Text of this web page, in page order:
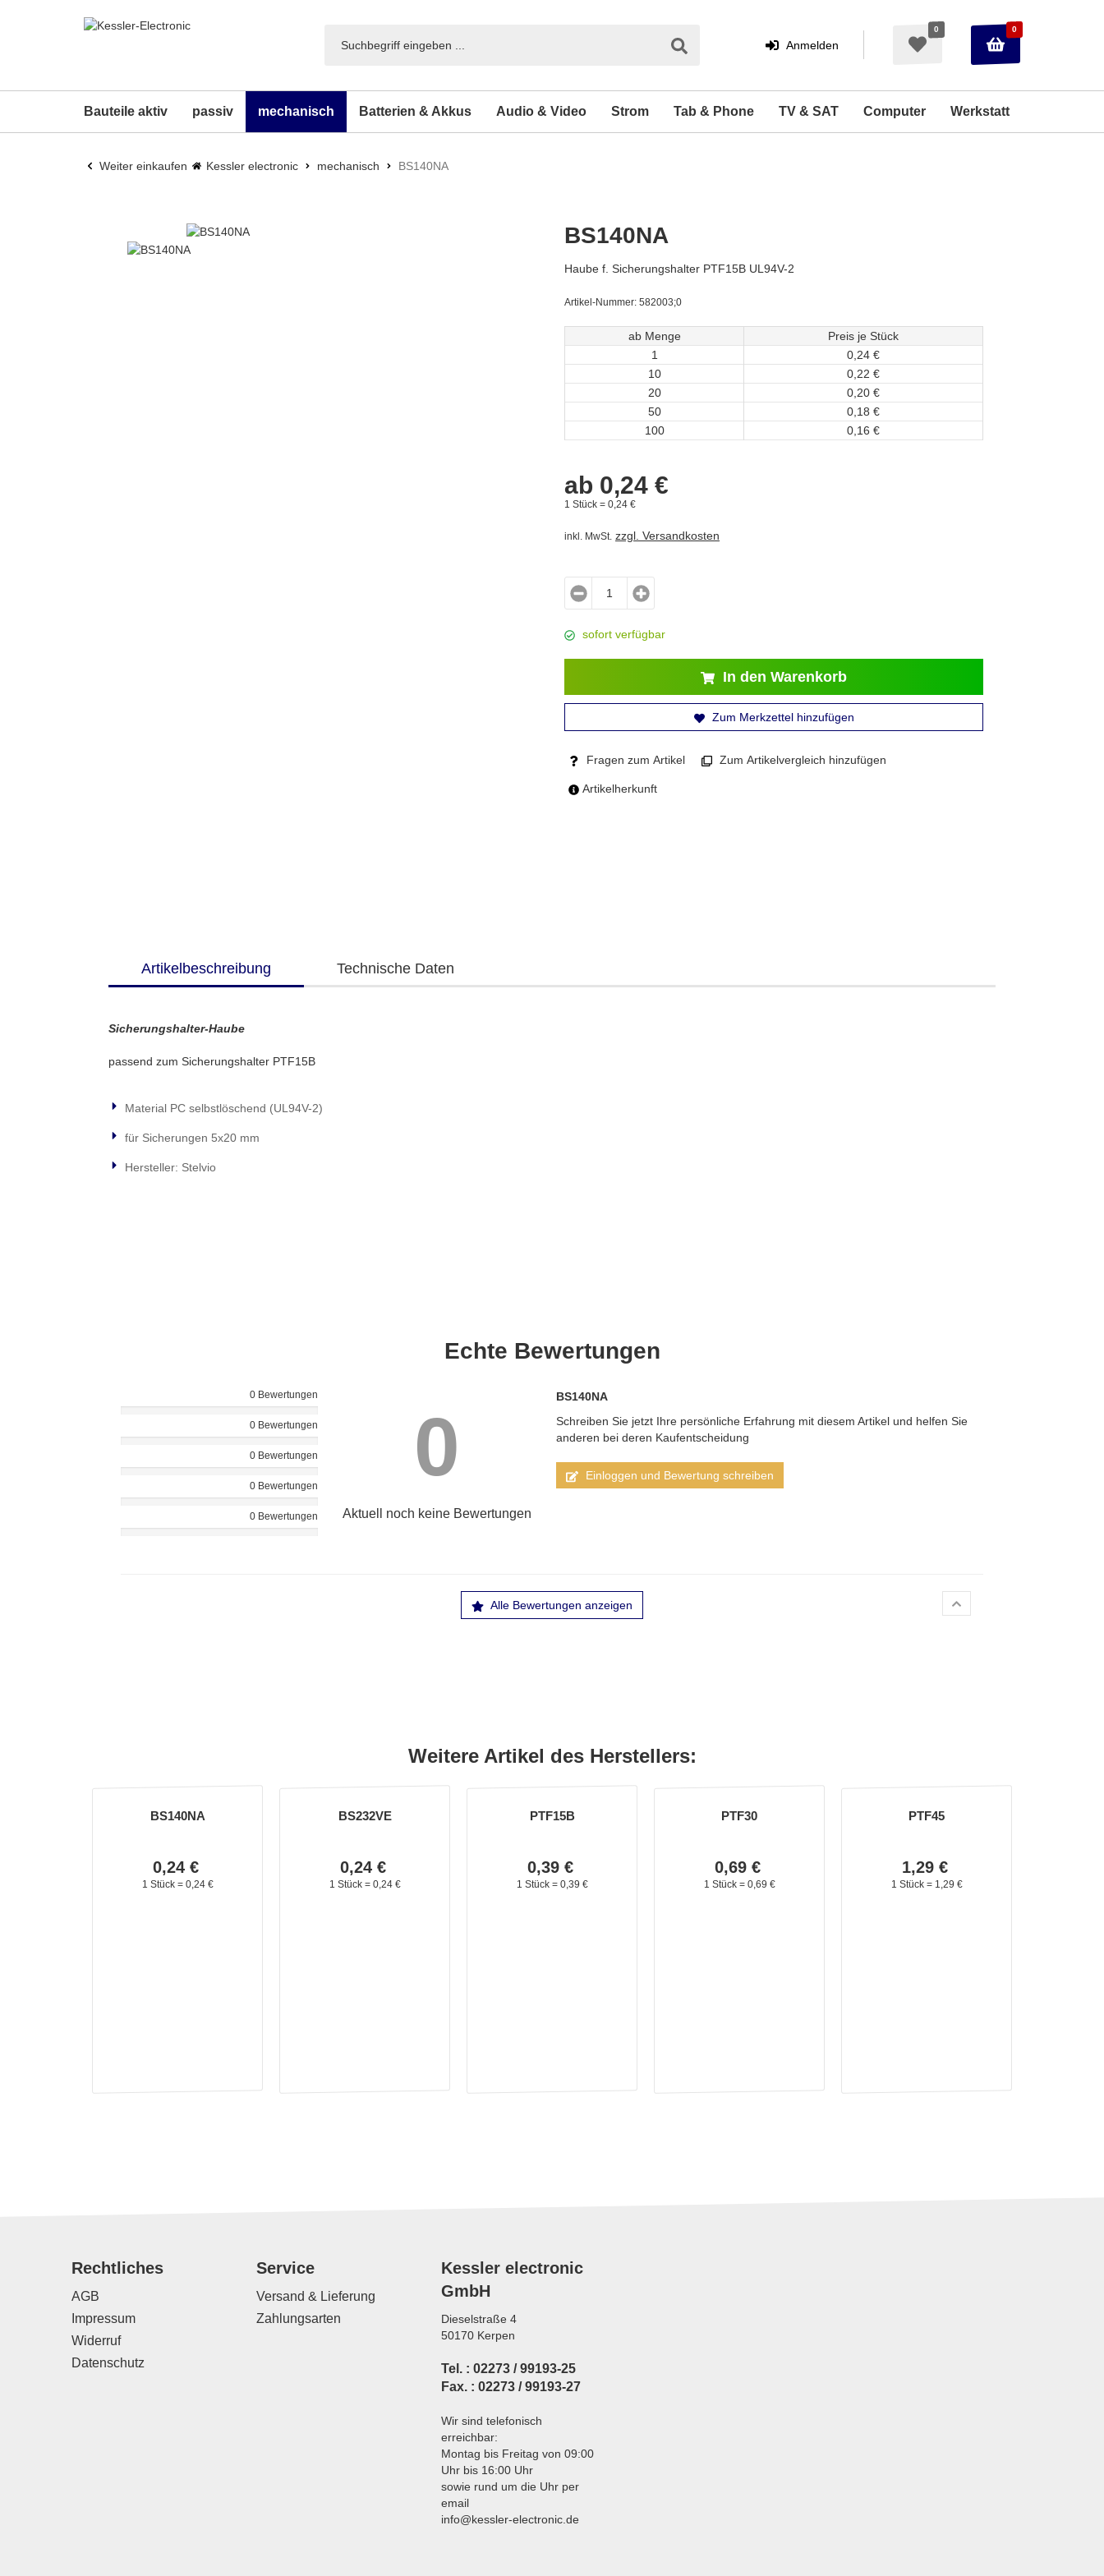
Anmelden
Anmelden Merkzettel
0
Warenkorb
aufklappen
0
Bauteile aktiv passiv mechanisch Batterien & Akkus Audio & Video Strom Tab & Phone TV & SAT Computer Werkstatt
Weiter einkaufen Kessler electronic mechanisch BS140NA
BS140NA
Haube f. Sicherungshalter PTF15B UL94V-2
Artikel-Nummer: 582003;0
ab Menge
Preis je Stück
1
0, 24 €
10
0, 22 €
20
0, 20 €
50
0, 18 €
100
0, 16 €
ab 0,24 €
1 Stück = 0, 24 €
inkl. MwSt. zzgl. Versandkosten
sofort verfügbar
In den Warenkorb
Zum Merkzettel hinzufügen
Fragen zum Artikel Zum Artikelvergleich hinzufügen
Artikelherkunft
Artikelbeschreibung Technische Daten
Sicherungshalter-Haube
passend zum Sicherungshalter PTF15B
Material PC selbstlöschend (UL94V-2)
für Sicherungen 5x20 mm
Hersteller: Stelvio
Echte Bewertungen
0 Bewertungen
0 Bewertungen
0 Bewertungen
0 Bewertungen
0 Bewertungen
0
Aktuell noch keine Bewertungen
BS140NA
Schreiben Sie jetzt Ihre persönliche Erfahrung mit diesem Artikel und helfen Sie
anderen bei deren Kaufentscheidung
Einloggen und Bewertung schreiben
Alle Bewertungen anzeigen
Weitere Artikel des Herstellers:
BS140NA
0,24 €
1 Stück = 0, 24 €
BS232VE
0,24 €
1 Stück = 0, 24 €
PTF15B
0,39 €
1 Stück = 0, 39 €
PTF30
0,69 €
1 Stück = 0, 69 €
PTF45
1,29 €
1 Stück = 1, 29 €
Rechtliches
AGB
Impressum
Widerruf
Datenschutz
Service
Versand & Lieferung
Zahlungsarten
Kessler electronic
GmbH
Dieselstraße 4
50170 Kerpen
Tel. : 02273 / 99193-25
Fax. : 02273 / 99193-27
Wir sind telefonisch
erreichbar:
Montag bis Freitag von 09:00
Uhr bis 16:00 Uhr
sowie rund um die Uhr per
email
info@kessler-electronic.de